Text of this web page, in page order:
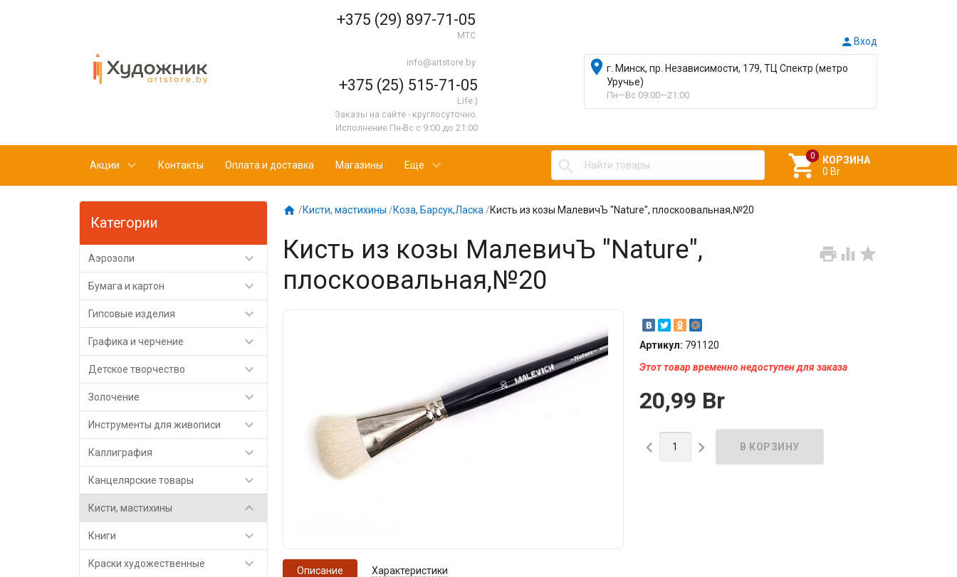
+375 (29) 897-71-05
МТС
info@artstore.by
+375 (25) 515-71-05
Life:)
Заказы на сайте - круглосуточно.
Исполнение Пн-Вс с 9:00 до 21:00
Вход
г. Минск, пр. Независимости, 179, ТЦ Спектр (метро
Уручье)
Пн—Вс 09:00—21:00
Акции Контакты Оплата и доставка Магазины Еще  
КОРЗИНА
0 Br
Категории
Аэрозоли 
Бумага и картон 
Гипсовые изделия 
Графика и черчение 
Детское творчество 
Золочение 
Инструменты для живописи 
Каллиграфия 
Канцелярские товары 
Кисти, мастихины 
Книги 
Краски художественные 
 /Кисти, мастихины /Коза, Барсук,Ласка /Кисть из козы МалевичЪ "Nature", плоскоовальная,№20
  
Кисть из козы МалевичЪ "Nature",
плоскоовальная,№20
Артикул: 791120
Этот товар временно недоступен для заказа
20,99 Br
 
Описание Характеристики